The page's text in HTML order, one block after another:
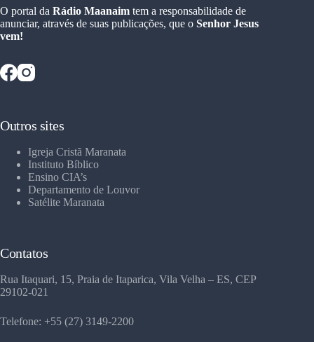
O portal da Rádio Maanaim tem a responsabilidade de
anunciar, através de suas publicações, que o Senhor Jesus
vem!
Outros sites
Igreja Cristã Maranata
Instituto Bíblico
Ensino CIA’s
Departamento de Louvor
Satélite Maranata
Contatos
Rua Itaquari, 15, Praia de Itaparica, Vila Velha – ES, CEP
29102-021
Telefone: +55 (27) 3149-2200